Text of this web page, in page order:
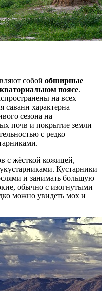
собой обширные
поясе.
на всех
саванн характерна
сезона на
почв и покрытие земли
с редко
с жёсткой кожицей,
Кустарники
и занимать большую
обычно с изогнутыми
можно увидеть мох и